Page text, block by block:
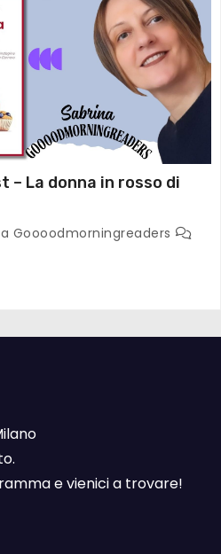
La donna in rosso di
Goooodmorningreaders
e vienici a trovare!